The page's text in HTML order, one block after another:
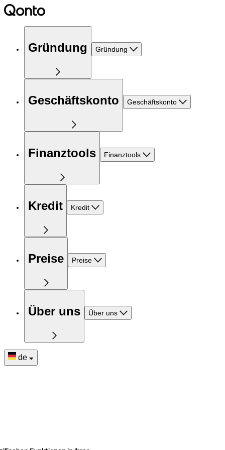
Gründung Gründung
Geschäftskonto Geschäftskonto
Finanztools Finanztools
Kredit Kredit
Preise Preise
Über uns Über uns
de